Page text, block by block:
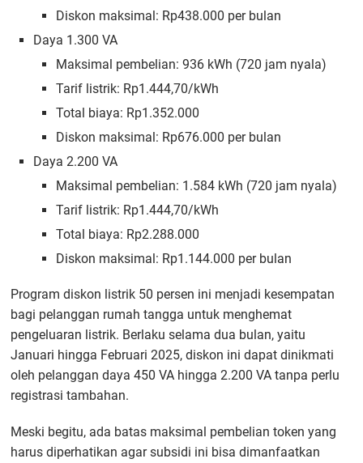
Diskon maksimal: Rp438.000 per bulan
Daya 1.300 VA
Maksimal pembelian: 936 kWh (720 jam nyala)
Tarif listrik: Rp1.444,70/kWh
Total biaya: Rp1.352.000
Diskon maksimal: Rp676.000 per bulan
Daya 2.200 VA
Maksimal pembelian: 1.584 kWh (720 jam nyala)
Tarif listrik: Rp1.444,70/kWh
Total biaya: Rp2.288.000
Diskon maksimal: Rp1.144.000 per bulan
Program diskon listrik 50 persen ini menjadi kesempatan
bagi pelanggan rumah tangga untuk menghemat
pengeluaran listrik. Berlaku selama dua bulan, yaitu
Januari hingga Februari 2025, diskon ini dapat dinikmati
oleh pelanggan daya 450 VA hingga 2.200 VA tanpa perlu
registrasi tambahan.
Meski begitu, ada batas maksimal pembelian token yang
harus diperhatikan agar subsidi ini bisa dimanfaatkan